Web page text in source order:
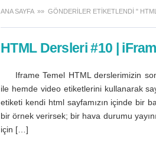
ANA SAYFA »» GÖNDERILER ETIKETLENDI "
HTML Dersleri #10 |
Iframe Temel HTML derslerimizin
ile hemde video etiketlerini kullanarak
etiketi kendi html sayfamızın içinde bir
bir örnek verirsek; bir hava durumu
için […]